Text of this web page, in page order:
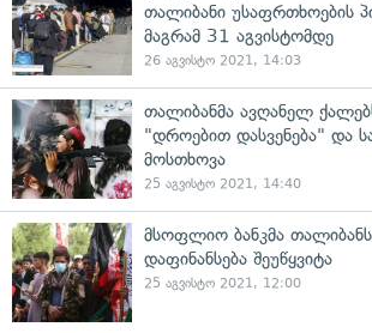
თალიბანი უსაფრთხოების
მაგრამ 31 აგვისტომდე
26 აგვისტო 2021, 14:03
თალიბანმა ავღანელ
"დროებით დასვენება" და
მოსთხოვა
25 აგვისტო 2021, 14:40
მსოფლიო ბანკმა
დაფინანსება შეუწყვიტა
25 აგვისტო 2021, 12:00